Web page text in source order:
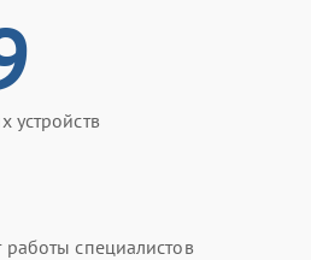
устройств
специалистов